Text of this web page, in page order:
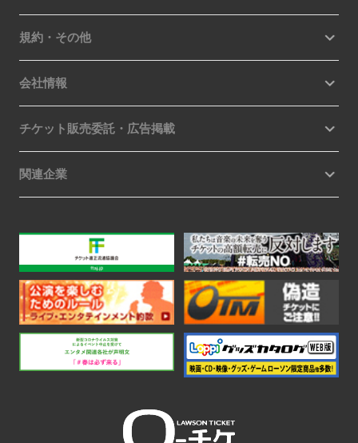
規約・その他
会社情報
チケット販売委託・広告掲載
関連企業